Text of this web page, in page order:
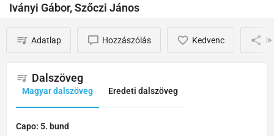
Iványi Gábor, Szőczi János
Adatlap Hozzászólás Kedvenc
Dalszöveg
Magyar dalszöveg Eredeti dalszöveg
Capo: 5. bund